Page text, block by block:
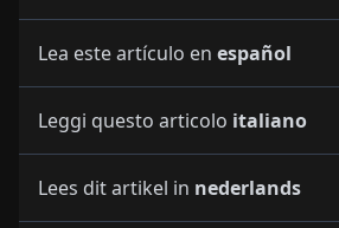
Lea este artículo en español
Leggi questo articolo italiano
Lees dit artikel in nederlands